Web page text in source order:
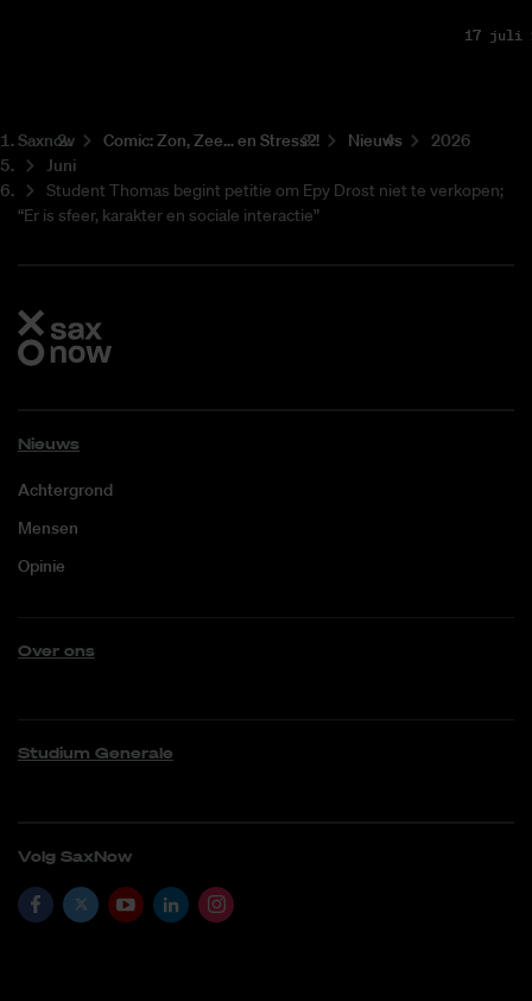
17 juli
Saxnow Co­mic: Zon, Zee... en Stress?! Nieuws
2026
Juni
Student Thomas begint petitie om Epy Drost niet te verkopen;
“Er is sfeer, karakter en sociale interactie”
Nieuws
Achtergrond
Mensen
Opinie
Over ons
Studium Generale
Volg SaxNow